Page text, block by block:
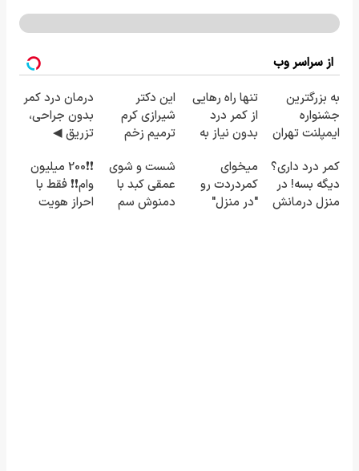
از سراسر وب
به بزرگترین
جشنواره
ایمپلنت تهران
| فقط ۲۵
میلیون !
تنها راه رهایی
از کمر درد
بدون نیاز به
(◂پرسش‌نامه)
این دکتر
شیرازی کرم
ترمیم زخم
ساخت!!!
درمان درد کمر
بدون جراحی،
تزریق ◀
پر کن ▶
کمر درد داری؟
دیگه بسه! در
منزل درمانش
میخوای
کمردردت رو
"در منزل"
شست و شوی
عمقی کبد با
دمنوش سم
❗❗200 میلیون
وام❗❗ فقط با
احراز هویت